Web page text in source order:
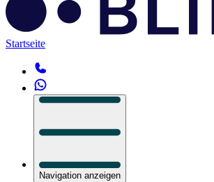
Startseite
Navigation anzeigen